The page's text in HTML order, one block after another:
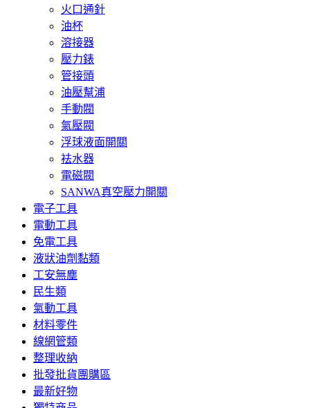
火口通針
油杯
溶接器
壓力錶
管接頭
油壓幫浦
手動閥
氣壓閥
浮球液面開關
袪水器
電磁閥
SANWA真空壓力開關
電子工具
電動工具
免電工具
液狀油劑黏類
工安無塵
民生類
氣動工具
材料零件
線網管類
整理收納
批發批貨團購區
最新好物